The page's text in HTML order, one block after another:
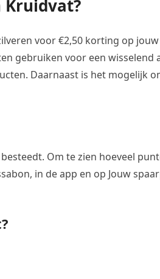
voor €2,50 korting op
gebruiken voor een wisselend
Daarnaast is het mogelijk
Om te zien hoeveel
in de app en op Jouw